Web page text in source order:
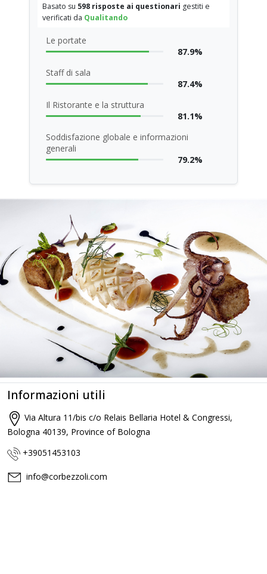
Basato su 598 risposte ai questionari gestiti e
verificati da Qualitando
Le portate
87.9%
Staff di sala
87.4%
Il Ristorante e la struttura
81.1%
Soddisfazione globale e informazioni
generali
79.2%
Informazioni utili
Via Altura 11/bis c/o Relais Bellaria Hotel & Congressi,
Bologna 40139, Province of Bologna
+39051453103
info@corbezzoli.com